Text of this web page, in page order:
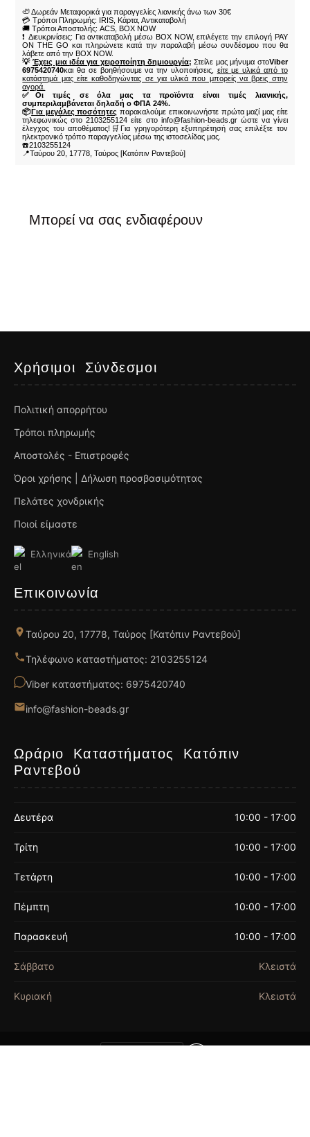
🦥 Δωρεάν Μεταφορικά για παραγγελίες λιανικής άνω των 30€
💳 Τρόποι Πληρωμής: IRIS, Κάρτα, Αντικαταβολή
🚚 Τρόποι Αποστολής: ACS, BOX NOW
❗ Διευκρινίσεις: Για αντικαταβολή μέσω BOX NOW, επιλέγετε την επιλογή PAY
ON THE GO και πληρώνετε κατά την παραλαβή μέσω συνδέσμου που θα
λάβετε από την BOX NOW.
💡Έχεις μια ιδέα για χειροποίητη δημιουργία; Στείλε μας μήνυμα στοViber
6975420740και θα σε βοηθήσουμε να την υλοποιήσεις, είτε με υλικά από το
κατάστημά μας είτε καθοδηγώντας σε για υλικά που μπορείς να βρεις στην
αγορά.
✅Οι τιμές σε όλα μας τα προϊόντα είναι τιμές λιανικής,
συμπεριλαμβάνεται δηλαδή ο ΦΠΑ 24%.
📦 Για μεγάλες ποσότητες παρακαλούμε επικοινωνήστε πρώτα μαζί μας είτε
τηλεφωνικώς στο 2103255124 είτε στο info@fashion-beads.gr ώστε να γίνει
έλεγχος του αποθέματος!🛒Για γρηγορότερη εξυπηρέτησή σας επιλέξτε τον
ηλεκτρονικό τρόπο παραγγελίας μέσω της ιστοσελίδας μας.
☎️2103255124
📍Ταύρου 20, 17778, Ταύρος [Κατόπιν Ραντεβού]
Μπορεί να σας ενδιαφέρουν
Χρήσιμοι Σύνδεσμοι
Πολιτική απορρήτου
Τρόποι πληρωμής
Αποστολές - Επιστροφές
Όροι χρήσης | Δήλωση προσβασιμότητας
Πελάτες χονδρικής
Ποιοί είμαστε
Ελληνικά English
Επικοινωνία
Ταύρου 20, 17778, Ταύρος [Κατόπιν Ραντεβού]
Τηλέφωνο καταστήματος: 2103255124
Viber καταστήματος: 6975420740
info@fashion-beads.gr
Ωράριο Καταστήματος Κατόπιν
Ραντεβού
Δευτέρα 10:00 - 17:00
Τρίτη 10:00 - 17:00
Τετάρτη 10:00 - 17:00
Πέμπτη 10:00 - 17:00
Παρασκευή 10:00 - 17:00
Σάββατο Κλειστά
Κυριακή Κλειστά